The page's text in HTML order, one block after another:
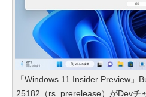
「Windows 11 Insider Preview」
25182（rs_prerelease）がDevチ